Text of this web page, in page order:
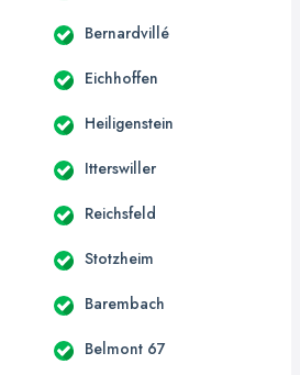
Bernardvillé
Eichhoffen
Heiligenstein
Itterswiller
Reichsfeld
Stotzheim
Barembach
Belmont 67